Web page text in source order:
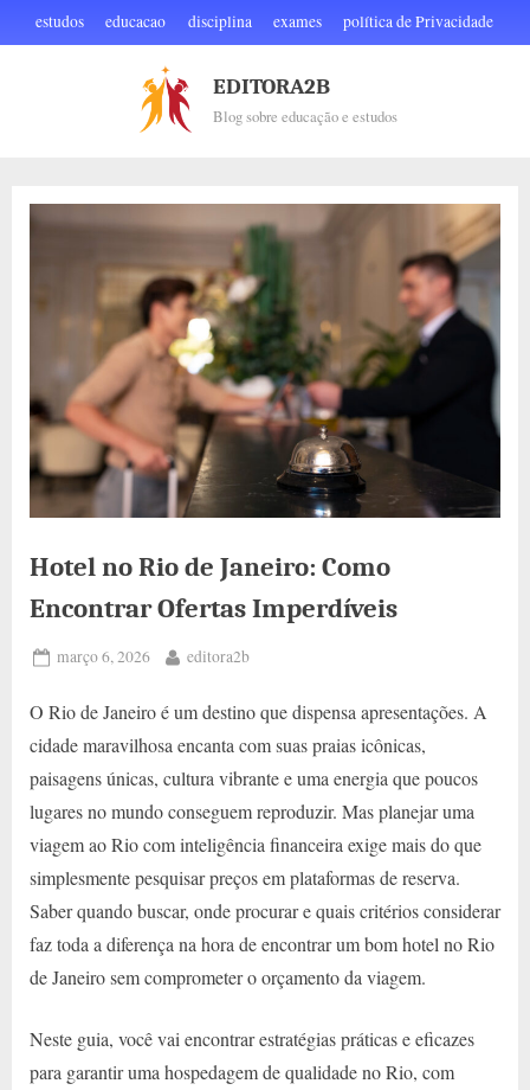
to
estudos educacao disciplina exames política de Privacidade
EDITORA2B
Blog sobre educação e estudos
Hotel no Rio de Janeiro: Como
Encontrar Ofertas Imperdíveis
Posted
março 6, 2026 By
editora2b
O Rio de Janeiro é um destino que dispensa apresentações. A
cidade maravilhosa encanta com suas praias icônicas,
paisagens únicas, cultura vibrante e uma energia que poucos
lugares no mundo conseguem reproduzir. Mas planejar uma
viagem ao Rio com inteligência financeira exige mais do que
simplesmente pesquisar preços em plataformas de reserva.
Saber quando buscar, onde procurar e quais critérios considerar
faz toda a diferença na hora de encontrar um bom hotel no Rio
de Janeiro sem comprometer o orçamento da viagem.
Neste guia, você vai encontrar estratégias práticas e eficazes
para garantir uma hospedagem de qualidade no Rio, com